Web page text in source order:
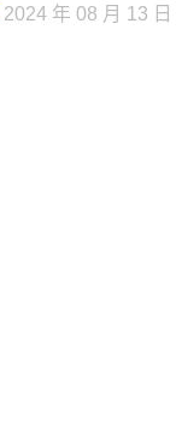
2024 年 08 月 13 日